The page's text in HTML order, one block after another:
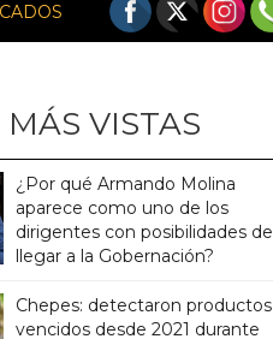
MÁS VISTAS
¿Por qué Armando Molina
aparece como uno de los
dirigentes con posibilidades de
llegar a la Gobernación?
Chepes: detectaron productos
vencidos desde 2021 durante